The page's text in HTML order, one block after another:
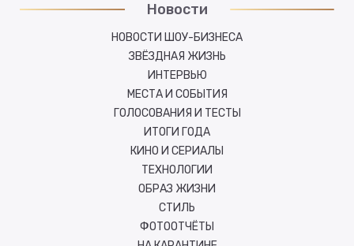
Новости
НОВОСТИ ШОУ-БИЗНЕСА
ЗВЁЗДНАЯ ЖИЗНЬ
ИНТЕРВЬЮ
МЕСТА И СОБЫТИЯ
ГОЛОСОВАНИЯ И ТЕСТЫ
ИТОГИ ГОДА
КИНО И СЕРИАЛЫ
ТЕХНОЛОГИИ
ОБРАЗ ЖИЗНИ
СТИЛЬ
ФОТООТЧЁТЫ